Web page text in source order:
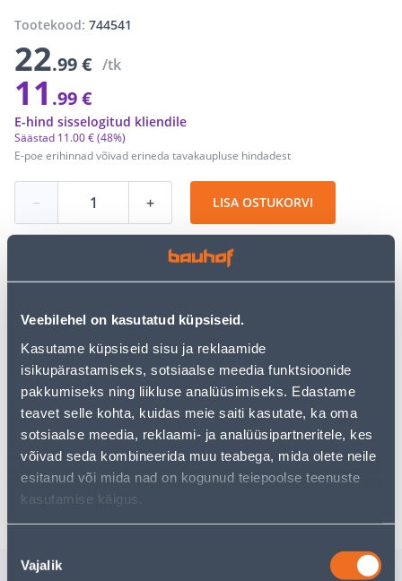
Veebilehel on kasutatud küpsiseid.
Kasutame küpsiseid sisu ja reklaamide
isikupärastamiseks, sotsiaalse meedia funktsioonide
pakkumiseks ning liikluse analüüsimiseks. Edastame
teavet selle kohta, kuidas meie saiti kasutate, ka oma
sotsiaalse meedia, reklaami- ja analüüsipartneritele, kes
võivad seda kombineerida muu teabega, mida olete neile
esitanud või mida nad on kogunud teiepoolse teenuste
kasutamise käigus.
valik
Vajalik
Tootekood: 744541
22.99 € /tk
11 .99 €
E-poe erihinnad võivad erineda tavakaupluse hindadest
Säästad 11.00 €(48%)
E-hind sisselogitud kliendile
− + LISA OSTUKORVI
• 14-päevane tagastusõigus.
• HANKIJA LAOST TELLITAV TOODE
Eeldatav kojuvedu 4,99 € al. 23.08.2026
Eeldatav kojuvedu al. 16,90 € al. 23.08.2026
Sarnased tooted